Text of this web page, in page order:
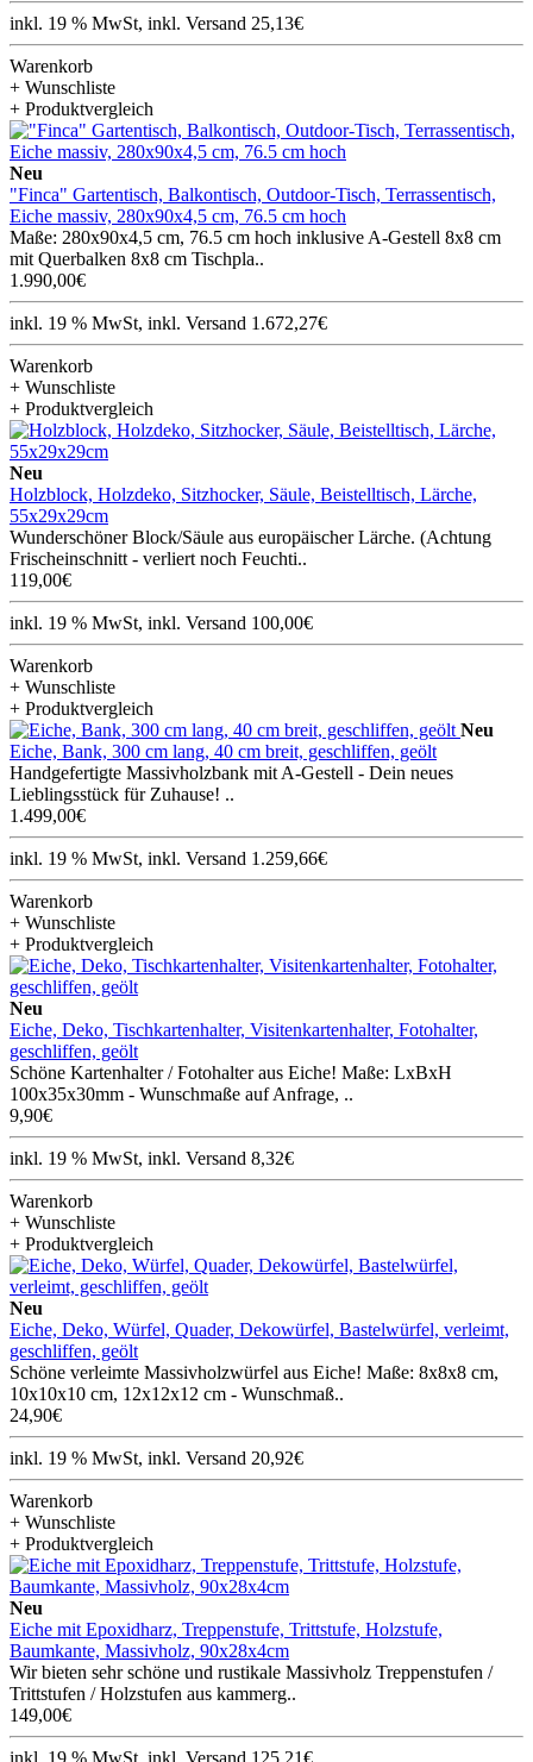
inkl. 19 % MwSt, inkl. Versand 25,13€
Warenkorb
+ Wunschliste
+ Produktvergleich
Neu
"Finca" Gartentisch, Balkontisch, Outdoor-Tisch, Terrassentisch,
Eiche massiv, 280x90x4,5 cm, 76.5 cm hoch
Maße: 280x90x4,5 cm, 76.5 cm hoch inklusive A-Gestell 8x8 cm
mit Querbalken 8x8 cm Tischpla..
1.990,00€
inkl. 19 % MwSt, inkl. Versand 1.672,27€
Warenkorb
+ Wunschliste
+ Produktvergleich
Neu
Holzblock, Holzdeko, Sitzhocker, Säule, Beistelltisch, Lärche,
55x29x29cm
Wunderschöner Block/Säule aus europäischer Lärche. (Achtung
Frischeinschnitt - verliert noch Feuchti..
119,00€
inkl. 19 % MwSt, inkl. Versand 100,00€
Warenkorb
+ Wunschliste
+ Produktvergleich
Neu
Eiche, Bank, 300 cm lang, 40 cm breit, geschliffen, geölt
Handgefertigte Massivholzbank mit A-Gestell - Dein neues
Lieblingsstück für Zuhause! ..
1.499,00€
inkl. 19 % MwSt, inkl. Versand 1.259,66€
Warenkorb
+ Wunschliste
+ Produktvergleich
Neu
Eiche, Deko, Tischkartenhalter, Visitenkartenhalter, Fotohalter,
geschliffen, geölt
Schöne Kartenhalter / Fotohalter aus Eiche! Maße: LxBxH
100x35x30mm - Wunschmaße auf Anfrage, ..
9,90€
inkl. 19 % MwSt, inkl. Versand 8,32€
Warenkorb
+ Wunschliste
+ Produktvergleich
Neu
Eiche, Deko, Würfel, Quader, Dekowürfel, Bastelwürfel, verleimt,
geschliffen, geölt
Schöne verleimte Massivholzwürfel aus Eiche! Maße: 8x8x8 cm,
10x10x10 cm, 12x12x12 cm - Wunschmaß..
24,90€
inkl. 19 % MwSt, inkl. Versand 20,92€
Warenkorb
+ Wunschliste
+ Produktvergleich
Neu
Eiche mit Epoxidharz, Treppenstufe, Trittstufe, Holzstufe,
Baumkante, Massivholz, 90x28x4cm
Wir bieten sehr schöne und rustikale Massivholz Treppenstufen /
Trittstufen / Holzstufen aus kammerg..
149,00€
inkl. 19 % MwSt, inkl. Versand 125,21€